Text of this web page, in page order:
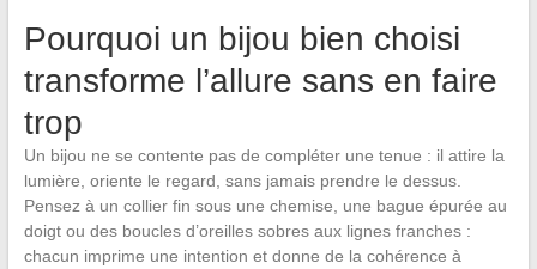
Pourquoi un bijou bien choisi
transforme l’allure sans en faire
trop
Un bijou ne se contente pas de compléter une tenue : il attire la
lumière, oriente le regard, sans jamais prendre le dessus.
Pensez à un collier fin sous une chemise, une bague épurée au
doigt ou des boucles d’oreilles sobres aux lignes franches :
chacun imprime une intention et donne de la cohérence à